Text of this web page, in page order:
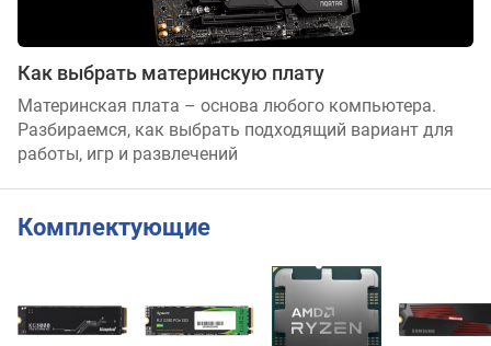
Как выбрать материнскую плату
Материнская плата – основа любого компьютера.
Разбираемся, как выбрать подходящий вариант для
работы, игр и развлечений
Комплектующие